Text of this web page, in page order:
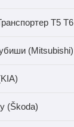
Т5 Т6
(Mitsubishi)
(Škoda)